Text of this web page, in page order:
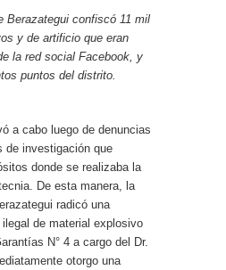
Berazategui confiscó 11 mil
y de artificio que eran
la red social Facebook, y
puntos del distrito.
a cabo luego de denuncias
de investigación que
donde se realizaba la
De esta manera, la
radicó una
de material explosivo
N° 4 a cargo del Dr.
otorgo una